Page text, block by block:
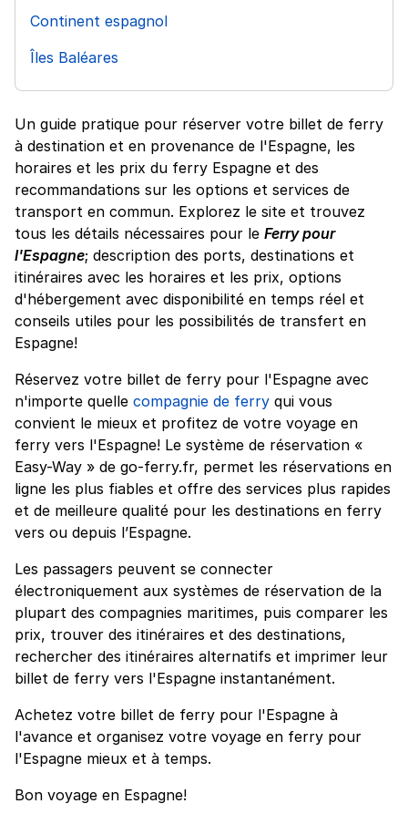
Continent espagnol
Îles Baléares
Un guide pratique pour réserver votre billet de ferry
à destination et en provenance de l'Espagne, les
horaires et les prix du ferry Espagne et des
recommandations sur les options et services de
transport en commun. Explorez le site et trouvez
tous les détails nécessaires pour le Ferry pour
l'Espagne; description des ports, destinations et
itinéraires avec les horaires et les prix, options
d'hébergement avec disponibilité en temps réel et
conseils utiles pour les possibilités de transfert en
Espagne!
Réservez votre billet de ferry pour l'Espagne avec
n'importe quelle compagnie de ferry qui vous
convient le mieux et profitez de votre voyage en
ferry vers l'Espagne! Le système de réservation «
Easy-Way » de go-ferry.fr, permet les réservations en
ligne les plus fiables et offre des services plus rapides
et de meilleure qualité pour les destinations en ferry
vers ou depuis l’Espagne.
Les passagers peuvent se connecter
électroniquement aux systèmes de réservation de la
plupart des compagnies maritimes, puis comparer les
prix, trouver des itinéraires et des destinations,
rechercher des itinéraires alternatifs et imprimer leur
billet de ferry vers l'Espagne instantanément.
Achetez votre billet de ferry pour l'Espagne à
l'avance et organisez votre voyage en ferry pour
l'Espagne mieux et à temps.
Bon voyage en Espagne!